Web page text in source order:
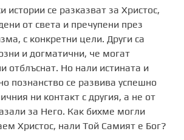
истории се разказват за Христос,
от света и пречупени през
с конкретни цели. Други са
и догматични, че могат
отблъснат. Но нали истината и
познанство се развива успешно
ни контакт с другия, а не от
за Него. Как бихме могли
Христос, нали Той Самият е Бог?